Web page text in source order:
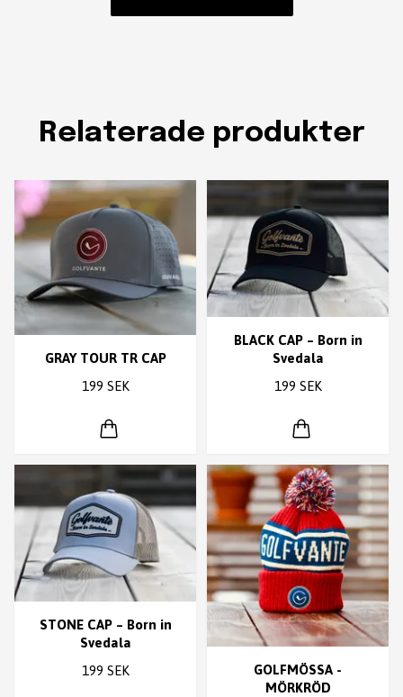
Relaterade produkter
GRAY TOUR TR CAP
199 SEK
BLACK CAP – Born in
Svedala
199 SEK
STONE CAP – Born in
Svedala
199 SEK
GOLFMÖSSA -
MÖRKRÖD